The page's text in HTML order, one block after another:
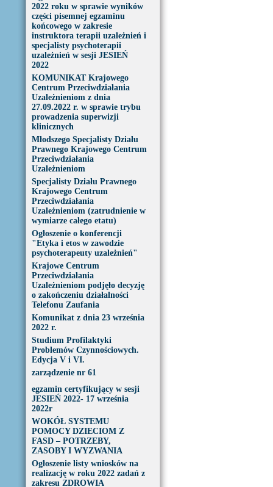
2022 roku w sprawie wyników
części pisemnej egzaminu
końcowego w zakresie
instruktora terapii uzależnień i
specjalisty psychoterapii
uzależnień w sesji JESIEŃ
2022
KOMUNIKAT Krajowego
Centrum Przeciwdziałania
Uzależnieniom z dnia
27.09.2022 r. w sprawie trybu
prowadzenia superwizji
klinicznych
Młodszego Specjalisty Działu
Prawnego Krajowego Centrum
Przeciwdziałania
Uzależnieniom
Specjalisty Działu Prawnego
Krajowego Centrum
Przeciwdziałania
Uzależnieniom (zatrudnienie w
wymiarze całego etatu)
Ogłoszenie o konferencji
"Etyka i etos w zawodzie
psychoterapeuty uzależnień"
Krajowe Centrum
Przeciwdziałania
Uzależnieniom podjęło decyzję
o zakończeniu działalności
Telefonu Zaufania
Komunikat z dnia 23 września
2022 r.
Studium Profilaktyki
Problemów Czynnościowych.
Edycja V i VI.
zarządzenie nr 61
egzamin certyfikujący w sesji
JESIEŃ 2022- 17 września
2022r
WOKÓŁ SYSTEMU
POMOCY DZIECIOM Z
FASD – POTRZEBY,
ZASOBY I WYZWANIA
Ogłoszenie listy wniosków na
realizację w roku 2022 zadań z
zakresu ZDROWIA